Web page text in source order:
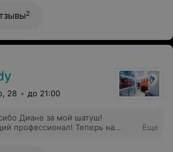
2
28 до 21:00
Диане за мой шатуш!
профессионал! Теперь на
Еще